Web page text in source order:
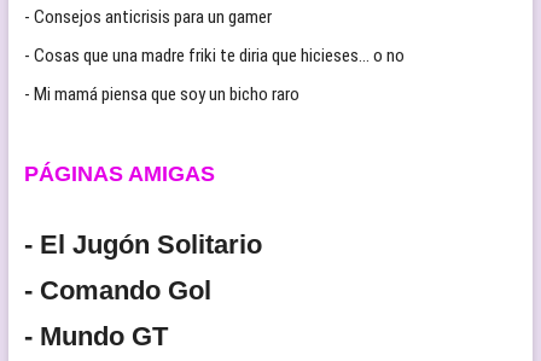
- Consejos anticrisis para un gamer
- Cosas que una madre friki te diria que hicieses… o no
- Mi mamá piensa que soy un bicho raro
PÁGINAS AMIGAS
- El Jugón Solitario
- Comando Gol
- Mundo GT